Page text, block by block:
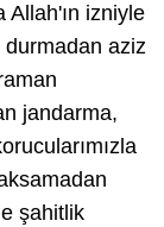
Allah'ın izniyle
aziz
jandarma,
şahitlik